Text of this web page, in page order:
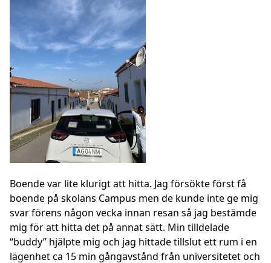
Boende var lite klurigt att hitta. Jag försökte först få
boende på skolans Campus men de kunde inte ge mig
svar förens någon vecka innan resan så jag bestämde
mig för att hitta det på annat sätt. Min tilldelade
“buddy” hjälpte mig och jag hittade tillslut ett rum i en
lägenhet ca 15 min gångavstånd från universitetet och